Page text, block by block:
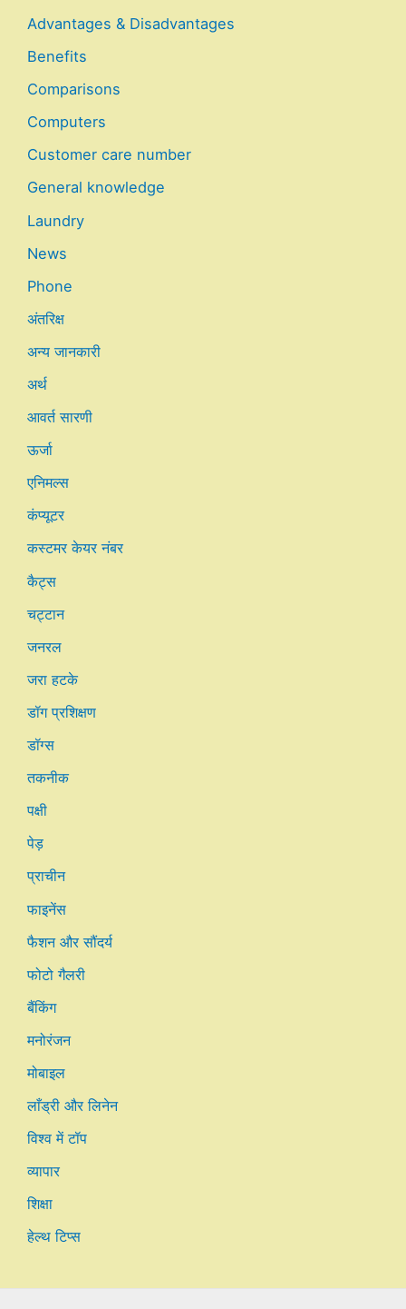
Advantages & Disadvantages
Benefits
Comparisons
Computers
Customer care number
General knowledge
Laundry
News
Phone
अंतरिक्ष
अन्य जानकारी
अर्थ
आवर्त सारणी
ऊर्जा
एनिमल्स
कंप्यूटर
कस्टमर केयर नंबर
कैट्स
चट्टान
जनरल
जरा हटके
डॉग प्रशिक्षण
डॉग्स
तकनीक
पक्षी
पेड़
प्राचीन
फाइनेंस
फैशन और सौंदर्य
फोटो गैलरी
बैंकिंग
मनोरंजन
मोबाइल
लाँड्री और लिनेन
विश्व में टॉप
व्यापार
शिक्षा
हेल्थ टिप्स